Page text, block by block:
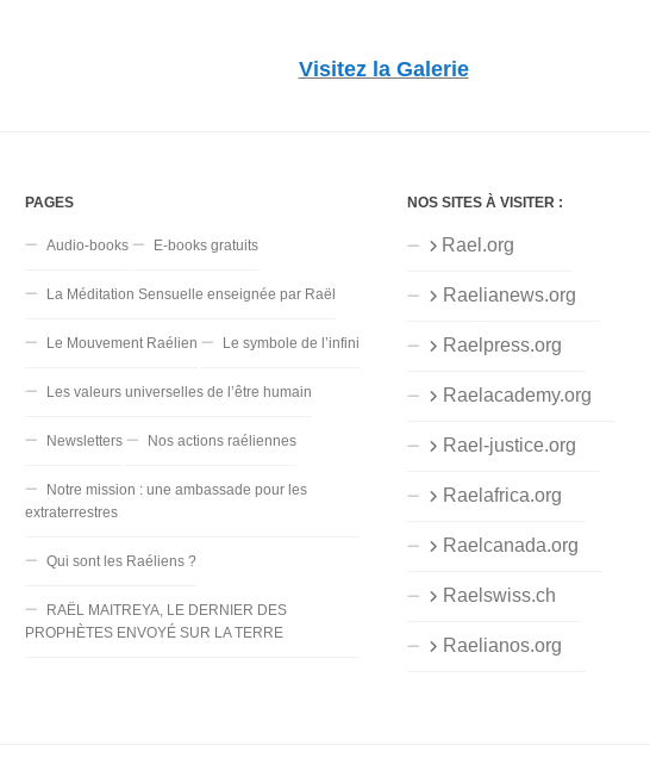
Visitez la Galerie
PAGES
Audio-books E-books gratuits
La Méditation Sensuelle enseignée par Raël
Le Mouvement Raélien Le symbole de l’infini
Les valeurs universelles de l’être humain
Newsletters Nos actions raéliennes
Notre mission : une ambassade pour les
extraterrestres
Qui sont les Raéliens ?
RAËL MAITREYA, LE DERNIER DES
PROPHÈTES ENVOYÉ SUR LA TERRE
NOS SITES À VISITER :
Rael.org
Raelianews.org
Raelpress.org
Raelacademy.org
Rael-justice.org
Raelafrica.org
Raelcanada.org
Raelswiss.ch
Raelianos.org